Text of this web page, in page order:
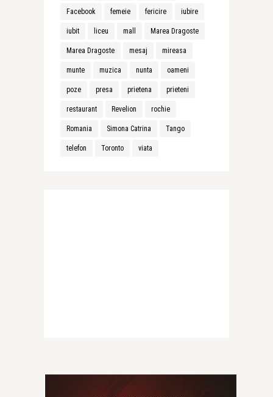
Facebook femeie fericire iubire
iubit liceu mall Marea Dragoste
Marea Dragoste mesaj mireasa
munte muzica nunta oameni
poze presa prietena prieteni
restaurant Revelion rochie
Romania Simona Catrina Tango
telefon Toronto viata